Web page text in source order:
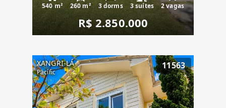
540 m² 260 m² 3 dorms 3 suítes 2 vagas
R$ 2.850.000
XANGRI-LÁ
Pacific
11563